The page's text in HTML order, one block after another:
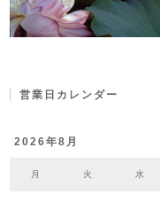
営業日カレンダー
2026年8月
月 火 水